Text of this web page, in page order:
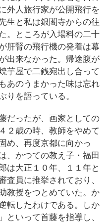
外人旅行家が公開飛行を
生と私は銀閣寺からの往
。ところが入場料の二十
肝腎の飛行機の発着は幕
出来なかった。帰途腹が
芋屋で二銭宛出し合って
あのうまかった味は忘れ
りを語っている。
だったが、画家としての
２歳の時、教師をやめて
め、再度京都に向かっ
、かつての教え子・福田
は大正１０年、１１年と
査員に推挙されており、
教授をつとめていた。か
転したわけである。しか
といって首藤を指導し、